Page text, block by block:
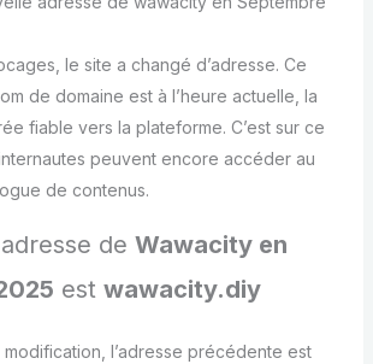
le site a changé d’adresse. Ce
de domaine est à l’heure actuelle, la
fiable vers la plateforme. C’est sur ce
peuvent encore accéder au
de contenus.
de Wawacity en
est wawacity.diy
l’adresse précédente est